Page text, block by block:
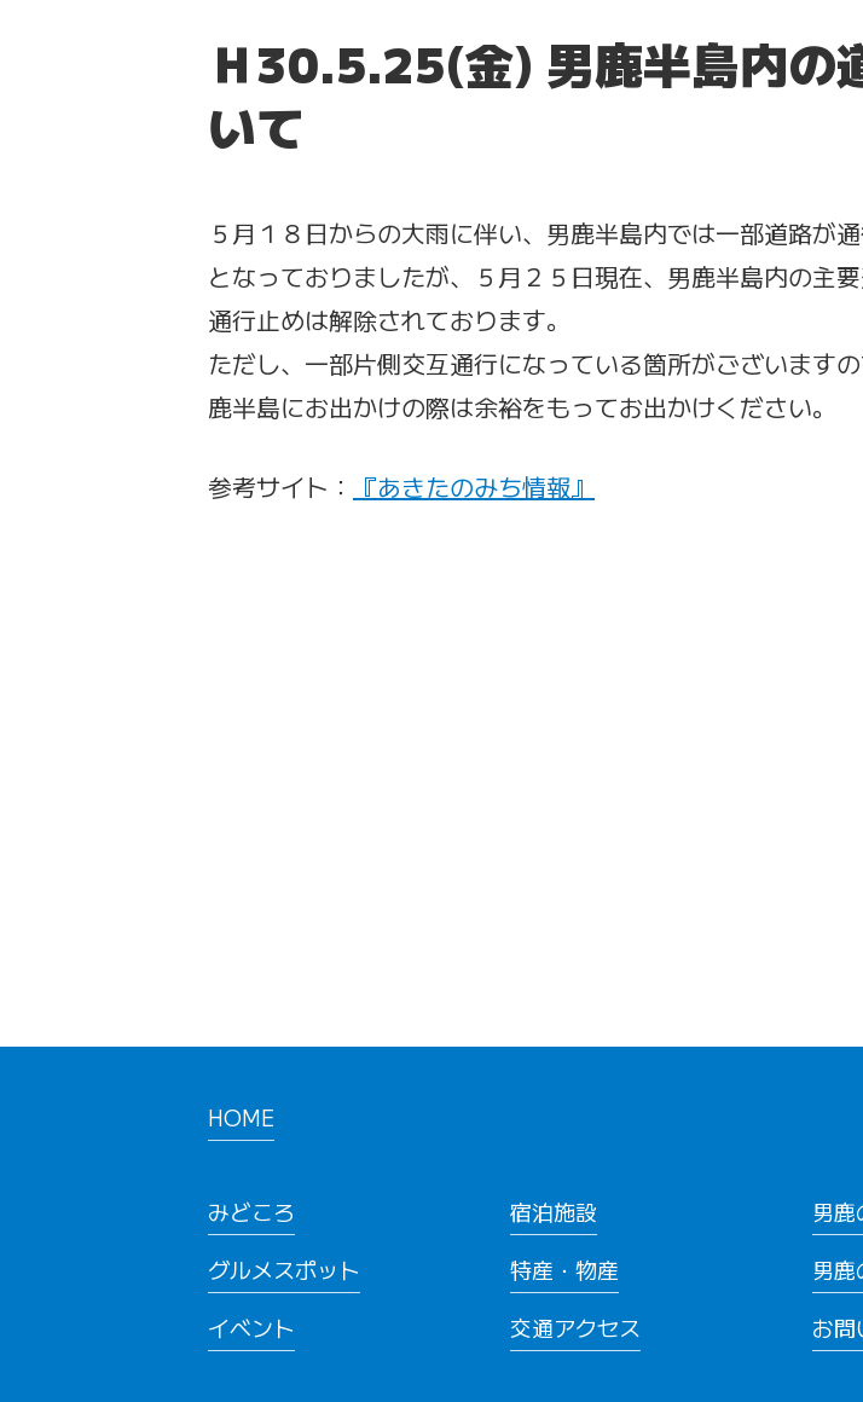
Ｈ30.5.25(金) 男鹿半島内の
いて
５月１８日からの大雨に伴い、男鹿半島内では一部道路が
となっておりましたが、５月２５日現在、男鹿半島内の主
通行止めは解除されております。
ただし、一部片側交互通行になっている箇所がございます
鹿半島にお出かけの際は余裕をもってお出かけください。
参考サイト： 『あきたのみち情報』
HOME
みどころ
グルメスポット
イベント
宿泊施設
特産・物産
交通アクセス
男
男
お問